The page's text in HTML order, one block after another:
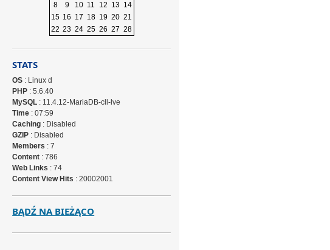
8
9 10 11 12 13 14
15 16 17 18 19 20 21
22 23 24 25 26 27 28
STATS
OS : Linux d
PHP : 5.6.40
MySQL : 11.4.12-MariaDB-cll-lve
Time : 07:59
Caching : Disabled
GZIP : Disabled
Members : 7
Content : 786
Web Links : 74
Content View Hits : 20002001
BĄDŹ NA BIEŻĄCO